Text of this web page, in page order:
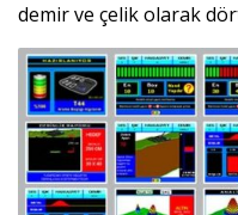
demir ve çelik olarak